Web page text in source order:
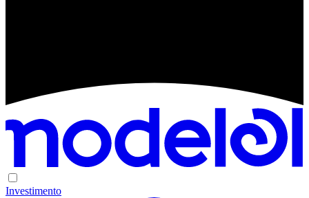
Investimento